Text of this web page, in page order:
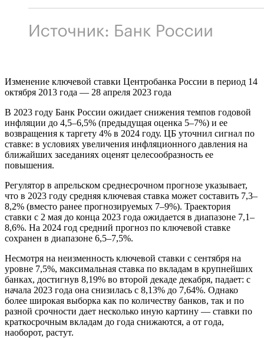
Изменение ключевой ставки Центробанка России в период 14
октября 2013 года — 28 апреля 2023 года
В 2023 году Банк России ожидает снижения темпов годовой
инфляции до 4,5–6,5% (предыдущая оценка 5–7%) и ее
возвращения к таргету 4% в 2024 году. ЦБ уточнил сигнал по
ставке: в условиях увеличения инфляционного давления на
ближайших заседаниях оценят целесообразность ее
повышения.
Регулятор в апрельском среднесрочном прогнозе указывает,
что в 2023 году средняя ключевая ставка может составить 7,3–
8,2% (вместо ранее прогнозируемых 7–9%). Траектория
ставки с 2 мая до конца 2023 года ожидается в диапазоне 7,1–
8,6%. На 2024 год средний прогноз по ключевой ставке
сохранен в диапазоне 6,5–7,5%.
Несмотря на неизменность ключевой ставки с сентября на
уровне 7,5%, максимальная ставка по вкладам в крупнейших
банках, достигнув 8,19% во второй декаде декабря, падает: с
начала 2023 года она снизилась с 8,13% до 7,64%. Однако
более широкая выборка как по количеству банков, так и по
разной срочности дает несколько иную картину — ставки по
краткосрочным вкладам до года снижаются, а от года,
наоборот, растут.